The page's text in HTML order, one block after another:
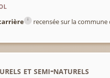
i recensée sur la commune
et semi-naturels